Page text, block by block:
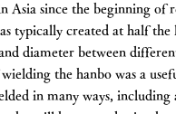
Asia since the beginning
typically created at half
diameter between
the hanbo was a
in many ways,